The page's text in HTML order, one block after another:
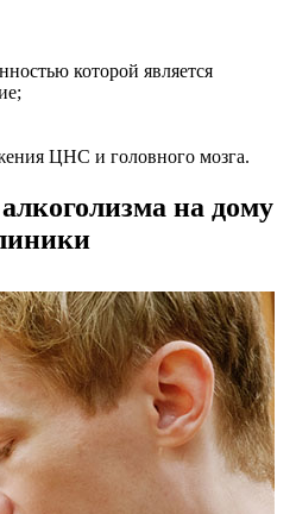
которой является
ЦНС и головного мозга.
на дому